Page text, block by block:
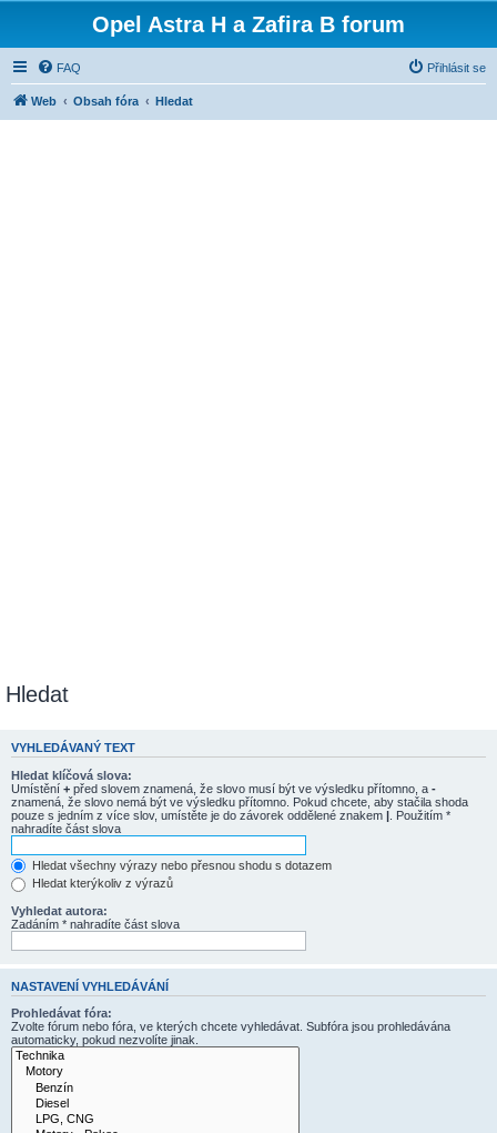
Opel Astra H a Zafira B forum
FAQ Přihlásit se
Web Obsah fóra Hledat
Hledat
VYHLEDÁVANÝ TEXT
Hledat klíčová slova:
Umístění + před slovem znamená, že slovo musí být ve výsledku přítomno, a -
znamená, že slovo nemá být ve výsledku přítomno. Pokud chcete, aby stačila shoda
pouze s jedním z více slov, umístěte je do závorek oddělené znakem | . Použitím *
nahradíte část slova
Hledat všechny výrazy nebo přesnou shodu s dotazem
Hledat kterýkoliv z výrazů
Vyhledat autora:
Zadáním * nahradíte část slova
NASTAVENÍ VYHLEDÁVÁNÍ
Prohledávat fóra:
Zvolte fórum nebo fóra, ve kterých chcete vyhledávat. Subfóra jsou prohledávána
automaticky, pokud nezvolíte jinak.